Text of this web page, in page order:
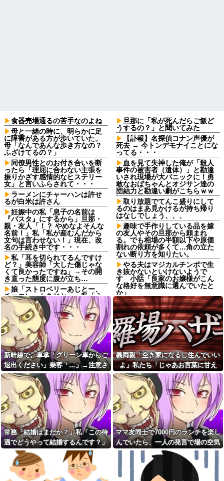
食器売場通るの苦手なのよね
母と一緒の時に、明らかに足
に障害がある方が歩いていた。
母「なんであんな歩き方なの？
ふざけてるの？」
同僚男性とのお付き合いを断
ったら「理屈に合わない主張を
振りかざす感情的なヒステリー
女」と言いふらされて・・・
ラーメンにチャーハンは許せ
るが白米は許さん
妊娠中の私「息子の名前は
『パスタ』にするから」旦那・
親・友人「！？ やめなよそんな
名前！」私「私が産むんだから
文句は言わせない！」現在、改
名の手続き中です・・・
私「耳を切られてるんですけ
ど？」美容師「大した傷じゃな
くて良かったですね」→その開
き直った態度に腹が立ち…
娘「ストロベリーあじとー、
チョコレートあじとー」私「え
っ、それもう一回言って？」→
娘の読み方を聞いて思わず混乱
してしまい…
嫁「こんなところで何してる
の？」俺「いや、その…」→ウ
ワキ相手と一緒のところを見ら
れ、最悪の修羅場になって…
父「もう働けない…」母「私
が頑張るから」→借金で崩れた
家族を支えるため、私も働くこ
とになって…
姉と叔父宅へ避難後、母にな
ぜ私たちに厳しかったのか尋ね
た。すると「本当は世の中は辛
くて厳しいものなんだ」と教え
たかったと言われ…
ワイ手取り15万正社員→副業
でウーバーやってるんやが金が
ない
有吉「『俺テレビ見ない』っ
て言う奴おかしいだろ。団子屋
で『団子食べない』って言う
か？」
旦那に「私が死んだらご飯ど
うするの？」と聞いてみた
【訃報】名探偵コナン声優が
死去 → 今トンデモナイことにな
ってる・・・
血を見て失神した俺が「殺人
事件の被害者（遺体）」と勘違
いされ現場が大パニックに！勇
敢なおばちゃんとオジサン達の
団結力と勘違い劇がこちらｗｗ
取り放題でてんこ盛りにして
るのはまあ見かけるが持ち帰り
はなしでしょう、、、
趣味で手作りしている品を嫁
の友人やその旦那から頼まれ
る。でも相場の半額以下や原価
割れの依頼が多くて…角の立た
ない断り方を知りたい。
やる夫はマジカルチンポで生
き抜かないといけないようで
す 小話「良家のお嬢様がこん
な格好を無意識に選んでいたと
か」
【悲報】お弁当屋さん、消費
税が下がっても値段据え置き
【画像】ボスJK、撮られるｗ
ｗｗｗｗｗｗｗｗｗ
夫「会社辞めて実家で仕事探
したい」私「応援するよ」→と
ころが退職届ではなく、まさか
の書類を用意していて…
【悲報】高市早苗に逆らった
財務官僚、異例の左遷ｗｗｗｗ
ｗｗｗｗ他
血を見て失神した俺が「殺人
事件の被害者（遺体）」と勘違
いされ現場が大パニックに！勇
敢なおばちゃんとオジサン達の
団結力と勘違い劇がこちらｗｗ
先に帰宅して先に夕飯を食べ
る旦那。私が帰宅して食器を洗
うんだけど何度言っても旦那が
自分の食べた食器を水につけて
おいてくれない。「あっ忘れて
た」って言いながら何回も繰り
返す
新幹線で。車掌「グリーン車からご
退出ください」乗客「…」→注意さ
れても動かない乗客を見ていたら、
その直後まさかの展開に…
義両親「空き家になるし住んでいい
よ」私たち「じゃあお言葉に甘え
て…」→引っ越した途端、予想外の
出来事が待っていて…
常務「結婚はまだか？」私「この待
遇でどうやって結婚するんです？」
→飲み会で本音を返したら場が静ま
り返って…
ママ友同士で7000円のランチを楽し
んでいたら、一人の発言で場の空気
が凍りついた。その理由とは…